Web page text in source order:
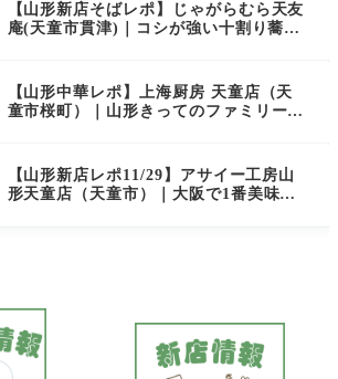
【山形新店そばレポ】じゃがらむら天友
庵(天童市貫津)｜コシが強い十割り蕎麦
【山形中華レポ】上海厨房 天童店（天
童市桜町）｜山形きってのファミリー向
【山形新店レポ11/29】アサイー工房山
形天童店（天童市）｜大阪で1番美味し